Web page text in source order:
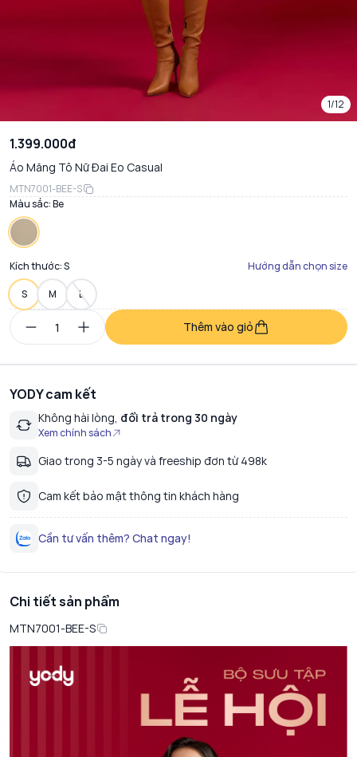
1/12
1.399.000đ
Áo Măng Tô Nữ Đai Eo Casual
MTN7001-BEE-S
Màu sắc:Be
Kích thước:S Hướng dẫn chọn size
S M L
Thêm vào giỏ
YODY cam kết
Không hài lòng, đổi trả trong 30 ngày
Xem chính sách
Giao trong 3-5 ngày và freeship đơn từ 498k
Cam kết bảo mật thông tin khách hàng
Cần tư vấn thêm? Chat ngay!
Chi tiết sản phẩm
MTN7001-BEE-S